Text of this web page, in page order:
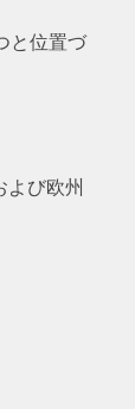
と位置づ
よび欧州